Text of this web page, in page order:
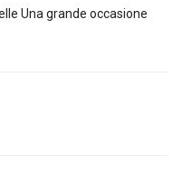
Una grande occasione